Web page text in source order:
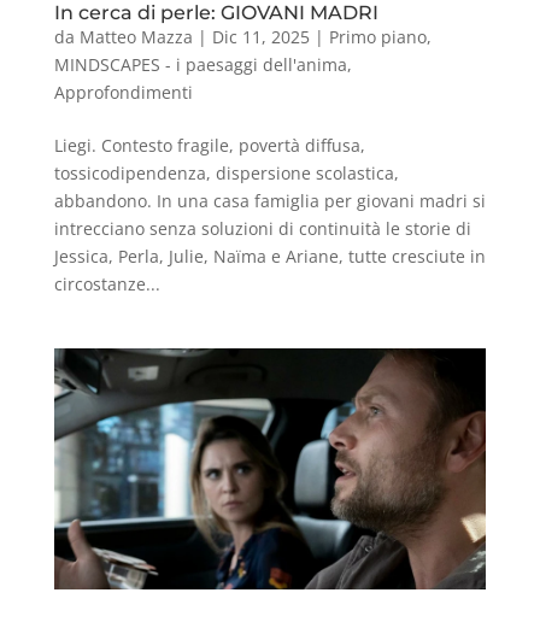
In cerca di perle: GIOVANI MADRI
da Matteo Mazza | Dic 11, 2025| Primo piano,
MINDSCAPES - i paesaggi dell'anima,
Approfondimenti
Liegi. Contesto fragile, povertà diffusa,
tossicodipendenza, dispersione scolastica,
abbandono. In una casa famiglia per giovani madri si
intrecciano senza soluzioni di continuità le storie di
Jessica, Perla, Julie, Naïma e Ariane, tutte cresciute in
circostanze...